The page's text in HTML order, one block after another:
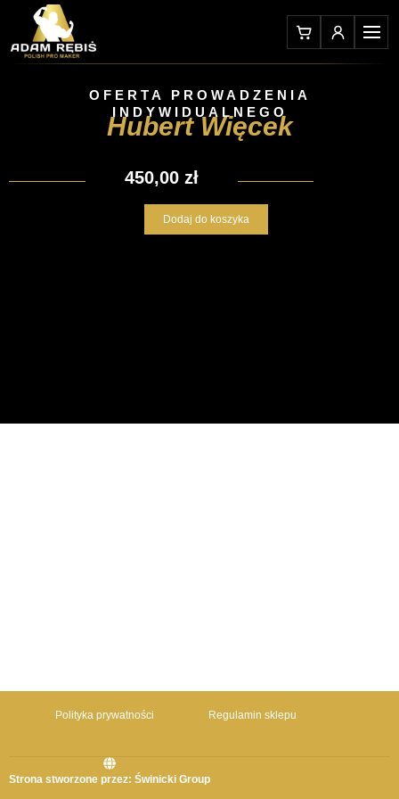
Przejdź
treści
OFERTA PROWADZENIA
INDYWIDUALNEGO
Hubert Więcek
450,00 zł
Dodaj do koszyka
Polityka prywatności Regulamin sklepu
Strona stworzone przez: Świnicki Group